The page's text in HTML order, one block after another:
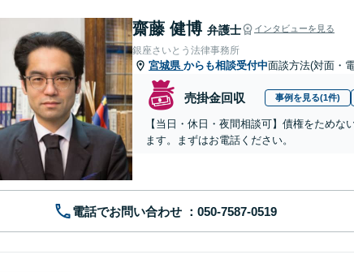
齋藤 健博 弁護士 インタビューを見る
銀座さいとう法律事務所
宮城県 からも相談受付中面談方法(対面・
売掛金回収 事例を見る(1件)
【当日・休日・夜間相談可】債権をため
ます。まずはお電話ください。
電話でお問い合わせ